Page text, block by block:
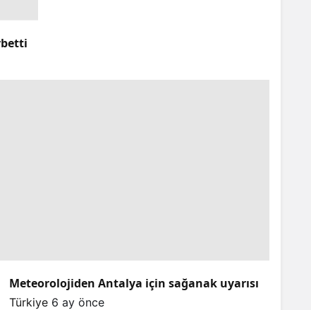
Meteorolojiden Antalya için sağanak uyarısı
Türkiye 6 ay önce